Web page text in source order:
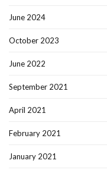
June 2024
October 2023
June 2022
September 2021
April 2021
February 2021
January 2021